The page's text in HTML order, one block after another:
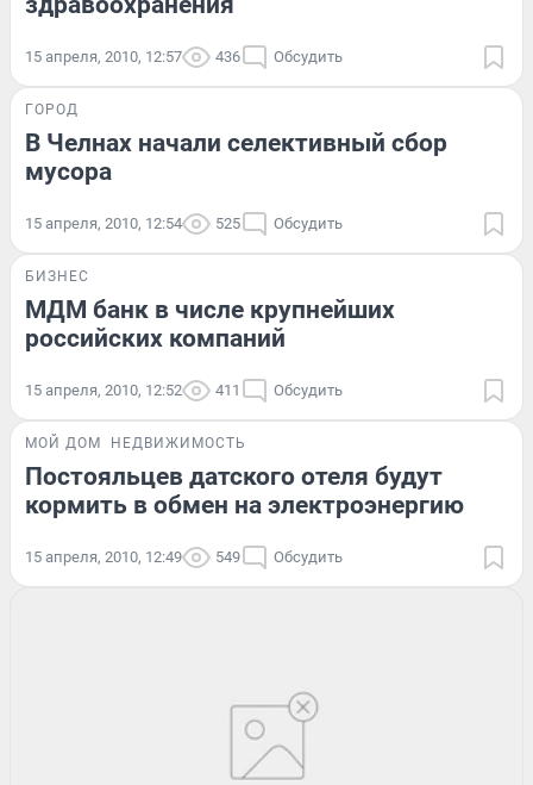
15 апреля, 2010, 12:57 436 Обсудить
ГОРОД
В Челнах начали селективный сбор
мусора
15 апреля, 2010, 12:54 525 Обсудить
БИЗНЕС
МДМ банк в числе крупнейших
российских компаний
15 апреля, 2010, 12:52 411 Обсудить
МОЙ ДОМ НЕДВИЖИМОСТЬ
Постояльцев датского отеля будут
кормить в обмен на электроэнергию
15 апреля, 2010, 12:49 549 Обсудить